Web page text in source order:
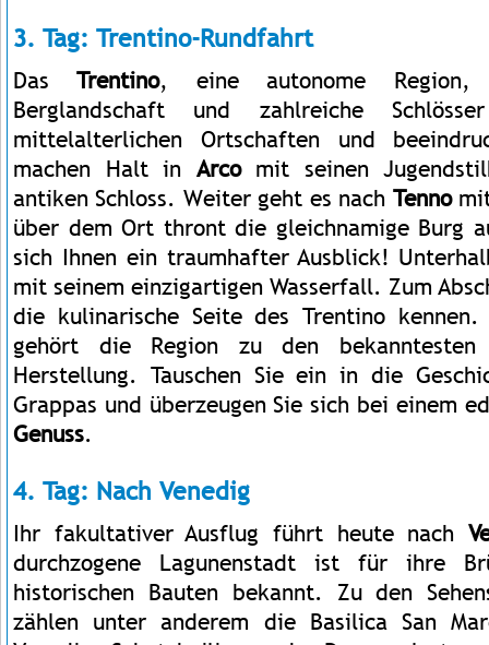
3. Tag: Trentino-Rundfahrt
DasTrentino, eine autonome Region,
Berglandschaft und zahlreiche
mittelalterlichen Ortschaften und
machen Halt in Arcomit seinen
antiken Schloss. Weiter geht es nach Tennomit
über dem Ort thront die gleichnamige Burg
sich Ihnen ein traumhafter Ausblick!
mit seinem einzigartigen Wasserfall. Zum
die kulinarische Seite des Trentino
gehört die Region zu den
Herstellung. Tauschen Sie ein in die
Grappas und überzeugen Sie sich bei einem
Genuss.
4. Tag: Nach Venedig
Ihr fakultativer Ausflug führt heute nach
durchzogene Lagunenstadt ist für ihre
historischen Bauten bekannt. Zu den
zählen unter anderem die Basilica San